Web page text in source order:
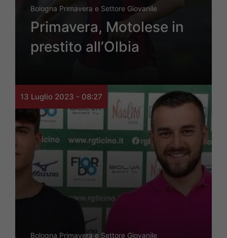
Bologna Primavera e Settore Giovanile
Primavera, Motolese in
prestito all’Olbia
13 Luglio 2023 - 08:27
Bologna Primavera e Settore Giovanile